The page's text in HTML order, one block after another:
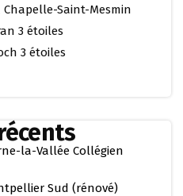
Chapelle-Saint-Mesmin
3 étoiles
3 étoiles
la-Vallée Collégien
Sud (rénové)